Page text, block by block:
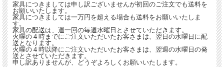
家具につきましては申し訳ございませんが初回のご注文でも送料を
お願いいたします。
家具につきましては一万円を超える場合も送料をお願いいたしま
す。
家具の配送は、週一回の毎週水曜日とさせていただきます。
火曜の４時までにご注文いただいたお客さまは、翌日の水曜日に配
送となります。
火曜の４時以降にご注文いただいたお客さまは、翌週の水曜日の発
送とさせていただきます。
申し訳ありませんが、どうぞよろしくお願いいたします。